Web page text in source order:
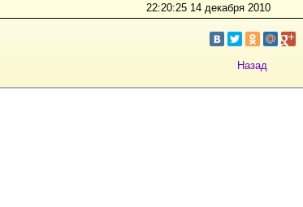
22:20:25 14 декабря 2010
Назад